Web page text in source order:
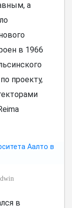
а
в 1966
проекту,
в